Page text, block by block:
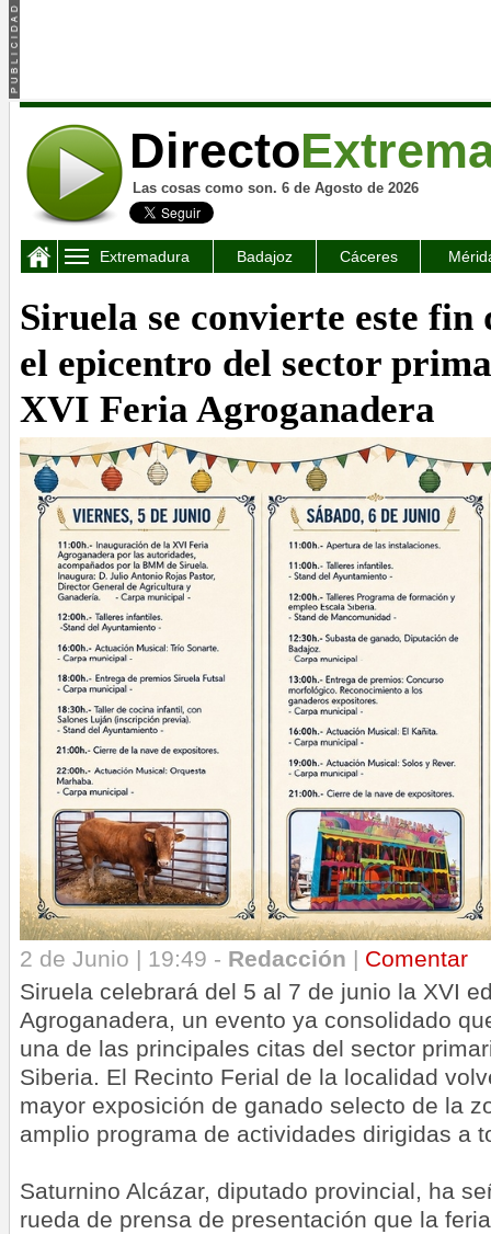
Directo
Las cosas como son. 6 de Agosto de 2026
Extremadura Badajoz Cáceres
Siruela se convierte este fin
el epicentro del sector
XVI Feria Agroganadera
2 de Junio | 19:49 - Redacción | Comentar
Siruela celebrará del 5 al 7 de junio la XVI
Agroganadera, un evento ya consolidado
una de las principales citas del sector
Siberia. El Recinto Ferial de la localidad
mayor exposición de ganado selecto de la
amplio programa de actividades dirigidas a
Saturnino Alcázar, diputado provincial, ha
rueda de prensa de presentación que la